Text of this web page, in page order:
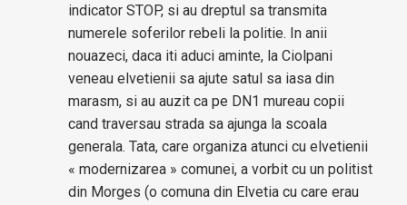
indicator STOP, si au dreptul sa transmita
numerele soferilor rebeli la politie. In anii
nouazeci, daca iti aduci aminte, la Ciolpani
veneau elvetienii sa ajute satul sa iasa din
marasm, si au auzit ca pe DN1 mureau copii
cand traversau strada sa ajunga la scoala
generala. Tata, care organiza atunci cu elvetienii
« modernizarea » comunei, a vorbit cu un politist
din Morges (o comuna din Elvetia cu care erau